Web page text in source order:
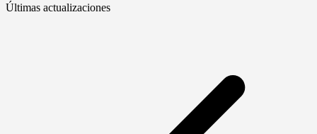
Últimas actualizaciones